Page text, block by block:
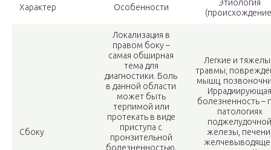
Характер Особенности
Этиология
Сбоку
Локализация в
правом боку –
самая обширная
тема для
диагностики. Боль
в данной области
может быть
терпимой или
протекать в виде
приступа с
пронзительной
болезненностью.
Легкие и
травмы,
мышц,
Иррадиирующая
болезненность –
патологиях
поджелудочной
железы,